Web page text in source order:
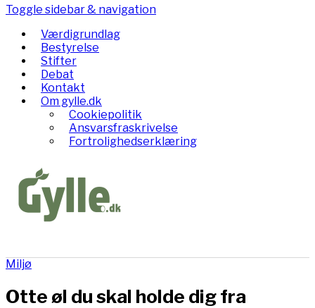
Toggle sidebar & navigation
Værdigrundlag
Bestyrelse
Stifter
Debat
Kontakt
Om gylle.dk
Cookiepolitik
Ansvarsfraskrivelse
Fortrolighedserklæring
Miljø
Otte øl du skal holde dig fra